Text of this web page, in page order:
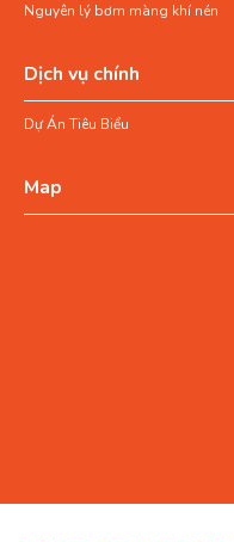
Nguyên lý bơm màng khí nén
Dịch vụ chính
Dự Án Tiêu Biểu
Map